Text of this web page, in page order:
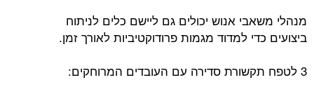
מנהלי משאבי אנוש יכולים גם ליישם כלים לניתוח
ביצועים כדי למדוד מגמות פרודוקטיביות לאורך זמן.
3 לטפח תקשורת סדירה עם העובדים המרוחקים: